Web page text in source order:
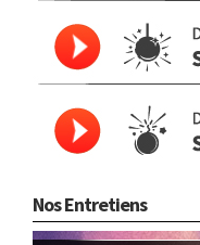
Nos Entretiens